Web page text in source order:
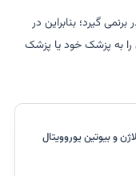
گیرد؛ بنابراین در
به پزشک خود یا پزشک
و بیوتین یوروویتال